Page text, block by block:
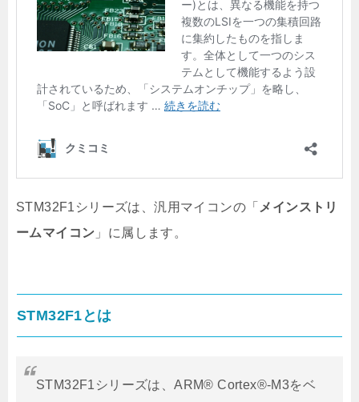
STM32F1シリーズは、汎用マイコンの「 メインストリ
ームマイコン 」に属します。
STM32F1とは
STM32F1シリーズは、ARM® Cortex®-M3をベ